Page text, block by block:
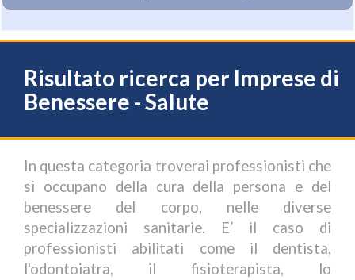
Risultato ricerca per Imprese di
Benessere - Salute
In questa categoria troverai professionisti che
si occupano della cura della persona e del
benessere del corpo, nelle diverse
specializzazioni sanitarie. E’ il caso di
professionisti abilitati come il dentista,
l'odontoiatra, il fisioterapista, lo